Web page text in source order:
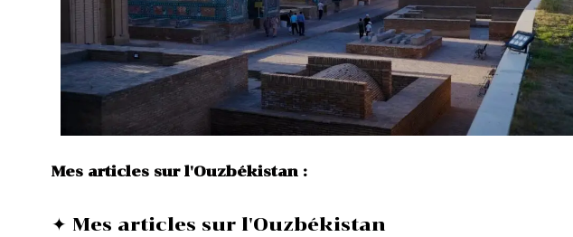
Mes articles sur l'Ouzbékistan :
✦ Mes articles sur l'Ouzbékistan